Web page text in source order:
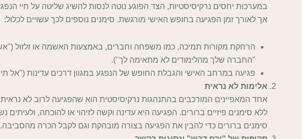
במערכות יחסים נרקיסיסטיות, הצד הפוגע נוטה לנסות להשיג שליטה על חיי
אך לאורך זמן הפגיעה בחופש האישי מורגשת. סימנים נוספים לכך עשויים לכלול:
"החברה שלך מהלימודים לא מתאימה לך").
פגיעה במרחב האישי והגבלת החופש של הנפגע במגוון דרכים עדינות ("אל
אלימות לא נראית
אחד המאפיינים המורכבים בהתנהגות נרקיסיסטית הוא שהפגיעה לרוב לא
ללא סימנים פיזיים ברורים. הפגיעה היא עדינה וקשה לזיהוי או להוכחה,
סימנים ברורים כדי להבין את הפגיעה בצורה מובהקת וגם לקבל הכרה מהסביבה.